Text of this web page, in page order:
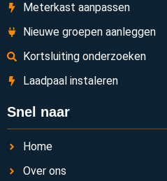
Meterkast aanpassen
Nieuwe groepen aanleggen
Kortsluiting onderzoeken
Laadpaal instaleren
Snel naar
Home
Over ons